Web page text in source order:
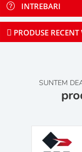
INTREBARI
PRODUSE
SUNTEM